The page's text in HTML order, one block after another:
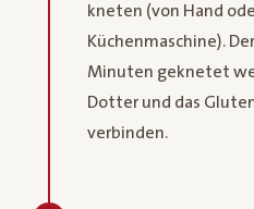
kneten (von Hand
Küchenmaschine).
Minuten geknetet
Dotter und das
verbinden.